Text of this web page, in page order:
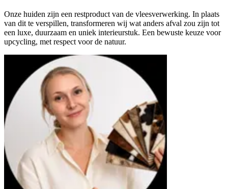
Onze huiden zijn een restproduct van de vleesverwerking. In plaats
van dit te verspillen, transformeren wij wat anders afval zou zijn tot
een luxe, duurzaam en uniek interieurstuk. Een bewuste keuze voor
upcycling, met respect voor de natuur.